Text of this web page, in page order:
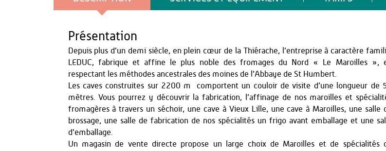
Présentation
Depuis plus d’un demi siècle, en plein cœur de la Thiérache, l’entreprise à caractère
LEDUC, fabrique et affine le plus noble des fromages du Nord « Le Maroilles »,
respectant les méthodes ancestrales des moines de l’Abbaye de St Humbert.
Les caves construites sur 2200 m² comportent un couloir de visite d’une longueur de
mètres. Vous pourrez y découvrir la fabrication, l’affinage de nos maroilles et
fromagères à travers un séchoir, une cave à Vieux Lille, une cave à Maroilles, une salle
brossage, une salle de fabrication de nos spécialités un frigo avant emballage et une
d’emballage.
Un magasin de vente directe propose un large choix de Maroilles et de spécialités